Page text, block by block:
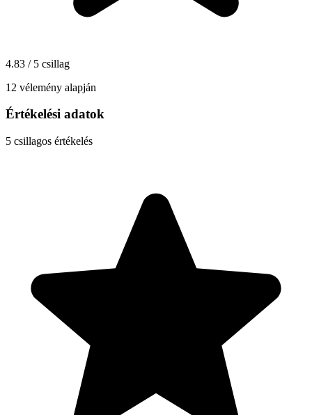
4.83 / 5 csillag
12 vélemény alapján
Értékelési adatok
5 csillagos értékelés